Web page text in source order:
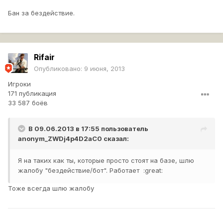
Бан за бездействие.
Rifair
Опубликовано: 9 июня, 2013
Игроки
171 публикация
33 587 боёв
В 09.06.2013 в 17:55 пользователь
anonym_ZWDj4p4D2aC0 сказал:
Я на таких как ты, которые просто стоят на базе, шлю
жалобу "бездействие/бот". Работает :great:
Тоже всегда шлю жалобу